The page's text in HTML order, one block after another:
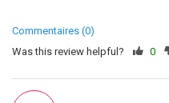
Commentaires (0)
Was this review helpful?
0